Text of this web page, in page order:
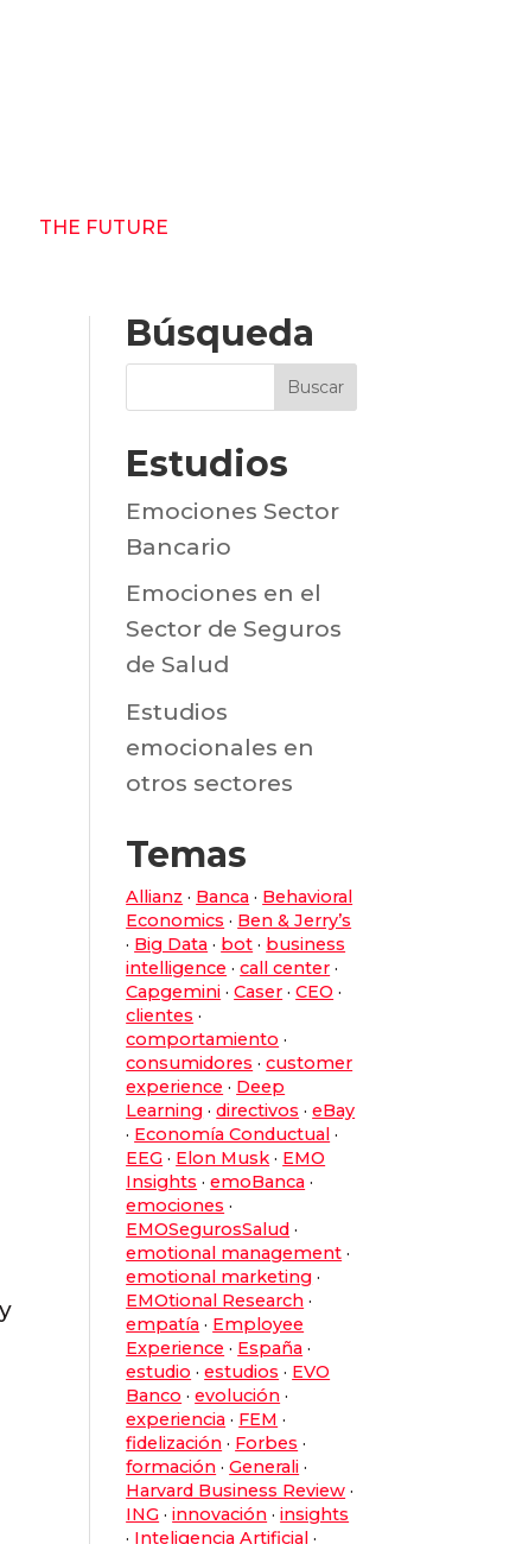
THE FUTURE
Búsqueda
Estudios
Emociones Sector
Bancario
Emociones en el
Sector de Seguros
de Salud
Estudios
emocionales en
otros sectores
Temas
Allianz · Banca · Behavioral
Economics · Ben & Jerry’s
· Big Data · bot · business
intelligence ·call center ·
Capgemini ·Caser ·CEO ·
clientes ·
comportamiento ·
consumidores ·customer
experience · Deep
Learning ·directivos ·eBay
· Economía Conductual ·
EEG · Elon Musk · EMO
Insights ·emoBanca ·
emociones ·
EMOSegurosSalud ·
emotional management ·
emotional marketing ·
EMOtional Research ·
empatía · Employee
Experience · España ·
estudio ·estudios · EVO
Banco ·evolución ·
experiencia · FEM ·
fidelización · Forbes ·
formación ·Generali ·
Harvard Business Review ·
ING ·innovación ·insights
· Inteligencia Artificial ·